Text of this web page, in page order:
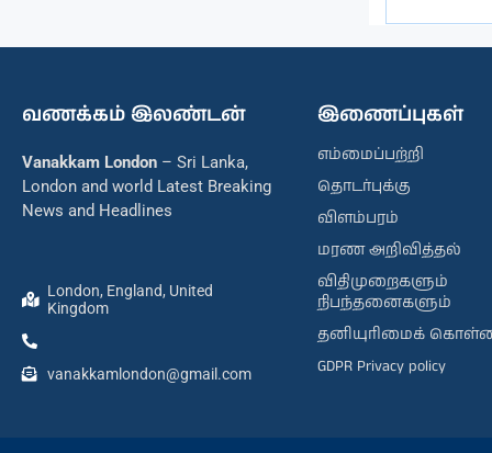
வணக்கம் இலண்டன்
Vanakkam London – Sri Lanka,
London and world Latest Breaking
News and Headlines
London, England, United
Kingdom
vanakkamlondon@gmail.com
இணைப்புகள்
எம்மைப்பற்றி
தொடர்புக்கு
விளம்பரம்
மரண அறிவித்தல்
விதிமுறைகளும்
நிபந்தனைகளும்
தனியுரிமைக்
GDPR Privacy policy